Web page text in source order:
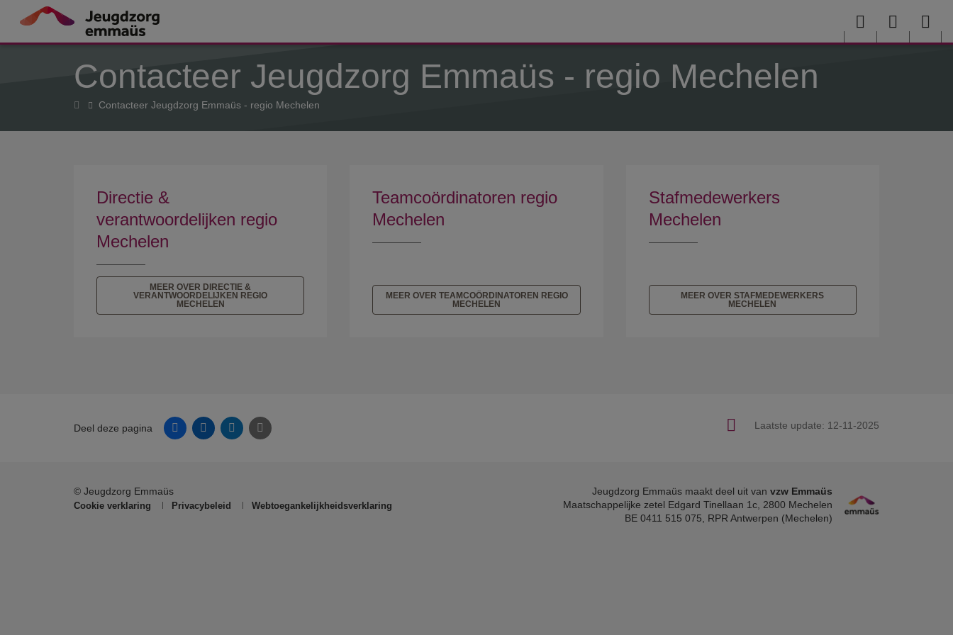
Overslaan en naar de inhoud gaan
Menu User
Contacteer Jeugdzorg Emmaüs - regio Mechelen
HomeContacteer Jeugdzorg Emmaüs - regio Mechelen
Directie &
verantwoordelijken regio
Mechelen
MEER OVER DIRECTIE &
VERANTWOORDELIJKEN REGIO
MECHELEN
Teamcoördinatoren regio
Mechelen
MEER OVER TEAMCOÖRDINATOREN REGIO
MECHELEN
Stafmedewerkers
Mechelen
MEER OVER STAFMEDEWERKERS
MECHELEN
Laatste update: 12-11-2025
Deel deze pagina FacebookLinkedinTwitter E-mail
© Jeugdzorg Emmaüs
Cookie verklaring Privacybeleid Webtoegankelijkheidsverklaring
Jeugdzorg Emmaüs maakt deel uit van vzw Emmaüs
Maatschappelijke zetel Edgard Tinellaan 1c, 2800 Mechelen
BE 0411 515 075, RPR Antwerpen (Mechelen)